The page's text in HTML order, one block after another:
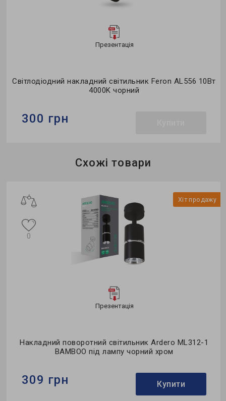
Презентація
Світлодіодний накладний світильник Feron AL556 10Вт
4000K чорний
300 грн
Схожі товари
Хіт продажу
Презентація
Накладний поворотний світильник Ardero ML312-1
BAMBOO під лампу чорний хром
0
309 грн Купити